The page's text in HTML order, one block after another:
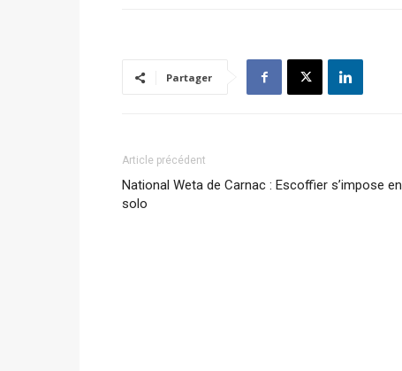
Partager
Article précédent
National Weta de Carnac : Escoffier s’impose en
solo